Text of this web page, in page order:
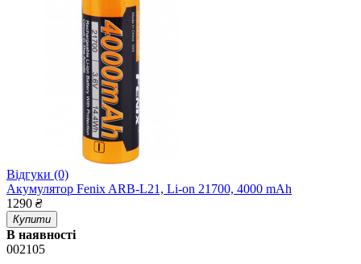
Відгуки (0)
Акумулятор Fenix ARB-L21, Li-on 21700, 4000 mAh
1290 ₴
Купити
В наявності
002105